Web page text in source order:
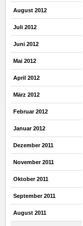
August 2012
Juli 2012
Juni 2012
Mai 2012
April 2012
März 2012
Februar 2012
Januar 2012
Dezember 2011
November 2011
Oktober 2011
September 2011
August 2011